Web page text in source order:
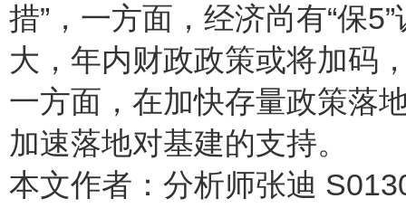
措”，一方面，经济尚有“保
大，年内财政政策或将加码
一方面，在加快存量政策落
加速落地对基建的支持。
本文作者：分析师张迪